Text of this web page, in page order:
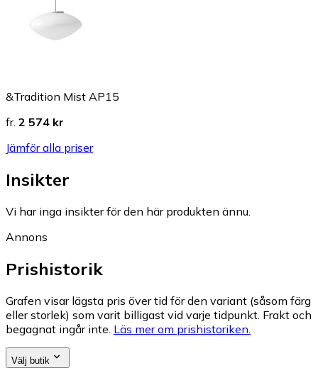
&Tradition Mist AP15
fr. 2 574 kr
Jämför alla priser
Insikter
Vi har inga insikter för den här produkten ännu.
Annons
Prishistorik
Grafen visar lägsta pris över tid för den variant (såsom färg
eller storlek) som varit billigast vid varje tidpunkt. Frakt och
begagnat ingår inte. Läs mer om prishistoriken.
Välj butik